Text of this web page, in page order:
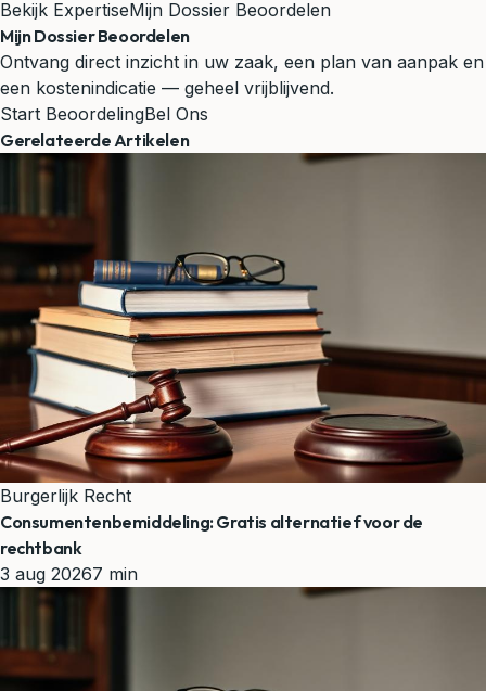
Bekijk ExpertiseMijn Dossier Beoordelen
Mijn Dossier Beoordelen
Ontvang direct inzicht in uw zaak, een plan van aanpak en
een kostenindicatie — geheel vrijblijvend.
Start BeoordelingBel Ons
Gerelateerde Artikelen
Burgerlijk Recht
Consumentenbemiddeling: Gratis alternatief voor de
rechtbank
3 aug 20267 min